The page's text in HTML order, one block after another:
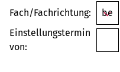
Fach/Fachrichtung:
Einstellungstermin
von: